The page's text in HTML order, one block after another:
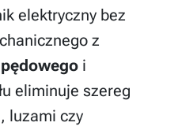
elektryczny bez
z
i
eliminuje szereg
luzami czy